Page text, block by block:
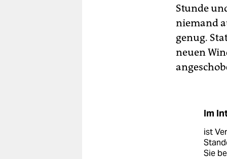
Stunde
niemand
genug.
neuen
Im
ist
Sie